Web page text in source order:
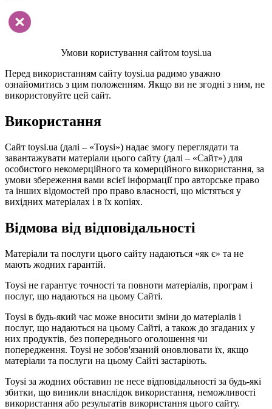
Умови користування сайтом toysi.ua
Перед використанням сайту toysi.ua радимо уважно
ознайомитись з цим положенням. Якщо ви не згодні з ним, не
використовуйте цей сайт.
Використання
Сайт toysi.ua (далі – «Toysi») надає змогу переглядати та
завантажувати матеріали цього сайту (далі – «Сайт») для
особистого некомерційного та комерційного використання, за
умови збереження вами всієї інформації про авторське право
та інших відомостей про право власності, що містяться у
вихідних матеріалах і в їх копіях.
Відмова від відповідальності
Матеріали та послуги цього сайту надаються «як є» та не
мають жодних гарантій.
Toysi не гарантує точності та повноти матеріалів, програм і
послуг, що надаються на цьому Сайті.
Toysi в будь-який час може вносити зміни до матеріалів і
послуг, що надаються на цьому Сайті, а також до згаданих у
них продуктів, без попереднього оголошення чи
попередження. Toysi не зобов'язаний оновлювати їх, якщо
матеріали та послуги на цьому Сайті застаріють.
Toysi за жодних обставин не несе відповідальності за будь-які
збитки, що виникли внаслідок використання, неможливості
використання або результатів використання цього сайту.